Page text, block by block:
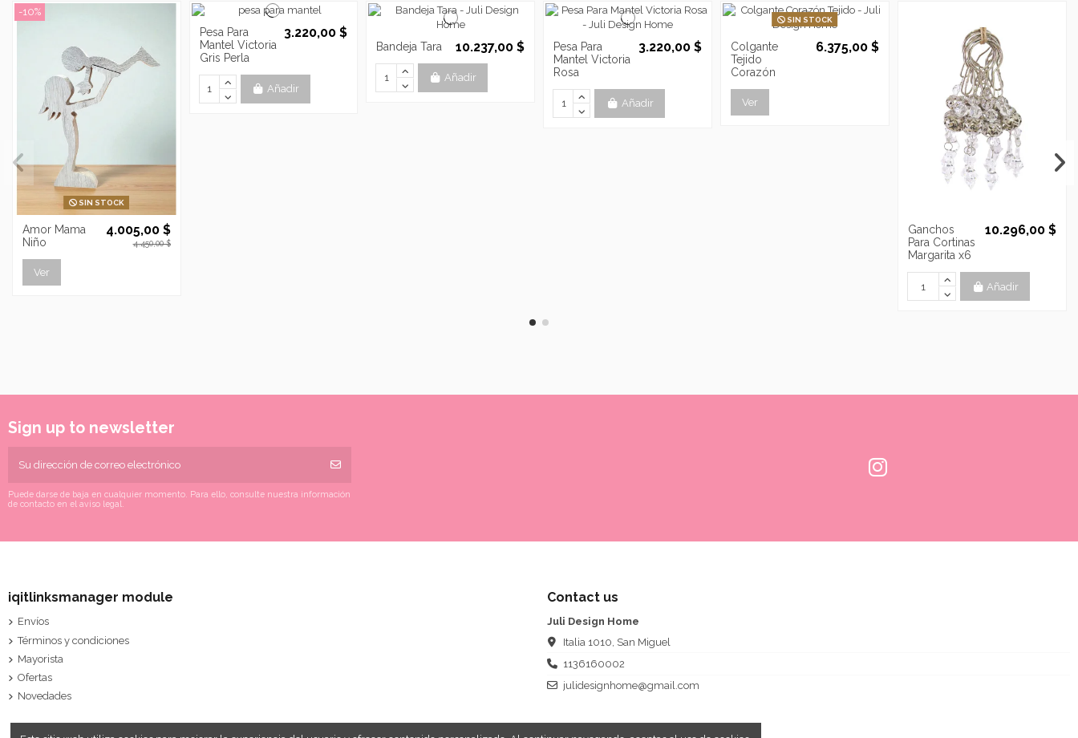
-10%
SIN STOCK
Amor Mama
Niño
4.005,00 $
4.450,00 $
Ver
Pesa Para
Mantel Victoria
Gris Perla
3.220,00 $
Añadir
Bandeja Tara 10.237,00 $
Añadir
Pesa Para
Mantel Victoria
Rosa
3.220,00 $
Añadir
SIN STOCK
Colgante
Tejido
Corazón
6.375,00 $
Ver
Ganchos
Para Cortinas
Margarita x6
10.296,00 $
Añadir
Sign up to newsletter
Puede darse de baja en cualquier momento. Para ello, consulte nuestra información
de contacto en el aviso legal.
iqitlinksmanager module
Envíos
Términos y condiciones
Mayorista
Ofertas
Novedades
Contact us
Juli Design Home
Italia 1010, San Miguel
1136160002
julidesignhome@gmail.com